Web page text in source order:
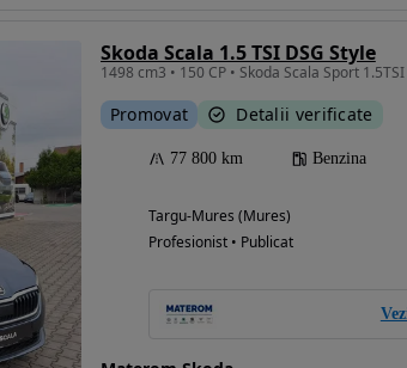
Skoda Scala 1.5 TSI DSG Style
Promovat Detalii verificate
77 800 km Benzina
Targu-Mures (Mures)
Profesionist • Publicat